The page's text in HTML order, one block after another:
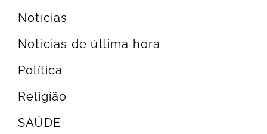
Notícias
Noticias de última hora
Política
Religião
SAÚDE